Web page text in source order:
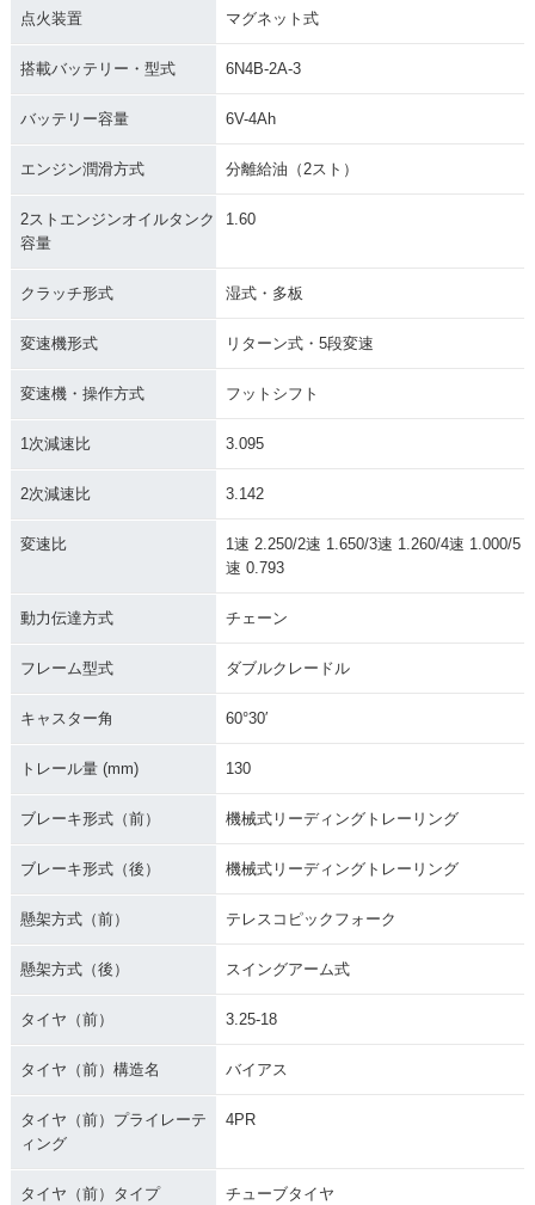
点火装置 マグネット式
搭載バッテリー・型式 6N4B-2A-3
バッテリー容量 6V-4Ah
エンジン潤滑方式 分離給油（2スト）
2ストエンジンオイルタンク
容量
1.60
クラッチ形式 湿式・多板
変速機形式 リターン式・5段変速
変速機・操作方式 フットシフト
1次減速比 3.095
2次減速比 3.142
変速比
1速 2.250/2速 1.650/3速 1.260/4速 1.000/5
速 0.793
動力伝達方式 チェーン
フレーム型式 ダブルクレードル
キャスター角 60°30′
トレール量 (mm) 130
ブレーキ形式（前） 機械式リーディングトレーリング
ブレーキ形式（後） 機械式リーディングトレーリング
懸架方式（前） テレスコピックフォーク
懸架方式（後） スイングアーム式
タイヤ（前） 3.25-18
タイヤ（前）構造名 バイアス
タイヤ（前）プライレーテ
ィング
4PR
タイヤ（前）タイプ チューブタイヤ